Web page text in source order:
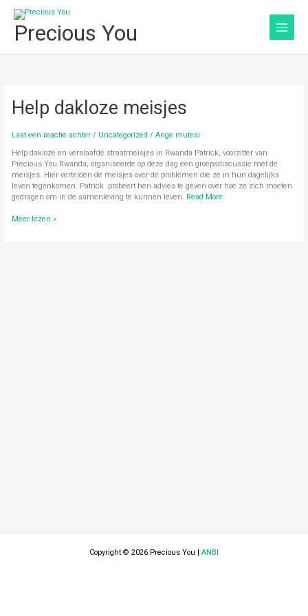
inhoudPrecious You
Help dakloze meisjes
Laat een reactie achter / Uncategorized / Ange mutesi
Help dakloze en verslaafde straatmeisjes in Rwanda Patrick, voorzitter van
Precious You Rwanda, organiseerde op deze dag een groepsdiscussie met de
meisjes. Hier vertelden de meisjes over de problemen die ze in hun dagelijks
leven tegenkomen. Patrick probeert hen advies te geven over hoe ze zich moeten
gedragen om in de samenleving te kunnen leven. Read More
Help
dakloze
Meer lezen »
Copyright © 2026 Precious You | ANBI